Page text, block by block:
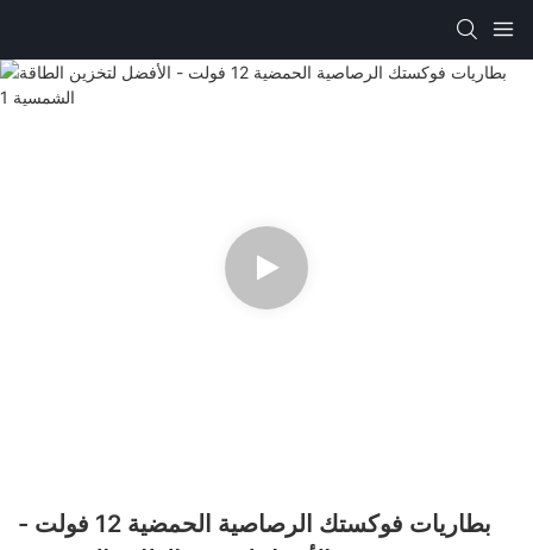
بطاريات فوكستك الرصاصية الحمضية 12 فولت -